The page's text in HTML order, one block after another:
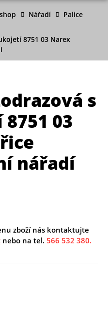
Nářadí
Palice
8751 03 Narex
s
03
nářadí
zboží nás kontaktujte
nebo na tel. 566 532 380.